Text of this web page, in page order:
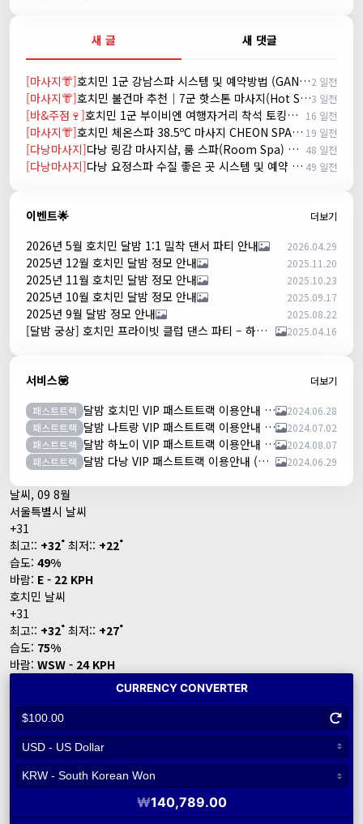
새 글 새 댓글
[마사지👘] 호치민 1군 강남스파 시스템 및 예약방법 (GANGNAM SPA)2 일전
[마사지👘] 호치민 불건마 추천｜7군 핫스톤 마사지(Hot Stone massage)3 일전
[바&주점🍷] 호치민 1군 부이비엔 여행자거리 착석 토킹바 놀이터 (NORITER LOUNGE) 16 일전
[마사지👘] 호치민 체온스파 38.5ºC 마사지 CHEON SPA Massage 19 일전
[다낭마사지] 다낭 링감 마사지샵, 룸 스파(Room Spa) 예약 48 일전
[다낭마사지] 다낭 요정스파 수질 좋은 곳 시스템 및 예약 방법 49 일전
이벤트🌟 더보기
2026년 5월 호치민 달밤 1:1 밀착 댄서 파티 안내 2026.04.29
2025년 12월 호치민 달밤 정모 안내 2025.11.20
2025년 11월 호치민 달밤 정모 안내 2025.10.23
2025년 10월 호치민 달밤 정모 안내 2025.09.17
2025년 9월 달밤 정모 안내 2025.08.22
[달밤 궁상] 호치민 프라이빗 클럽 댄스 파티 – 하루 한 팀만! 2025.04.16
서비스💟 더보기
패스트트랙 달밤 호치민 VIP 패스트트랙 이용안내 (떤션넛공항)
2024.06.28
패스트트랙
달밤 나트랑 VIP 패스트트랙 이용안내 (깜란공항)
2024.07.02
패스트트랙
달밤 하노이 VIP 패스트트랙 이용안내 (노이바이공항)
2024.08.07
패스트트랙
달밤 다낭 VIP 패스트트랙 이용안내 (다낭국제공항) 2024.06.29
날씨, 09 8월
서울특별시 날씨
+31
최고:: +32° 최저:: +22°
습도: 49%
바람: E - 22 KPH
호치민 날씨
+31
최고:: +32° 최저:: +27°
습도: 75%
바람: WSW - 24 KPH